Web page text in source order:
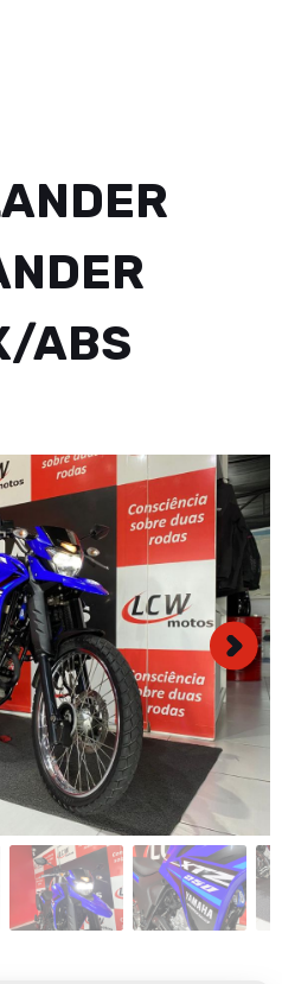
ABS